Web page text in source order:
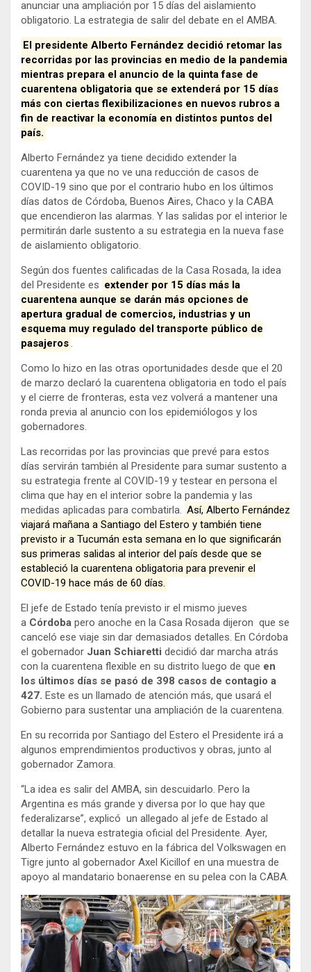
anunciar una ampliación por 15 días del aislamiento
obligatorio. La estrategia de salir del debate en el AMBA.
El presidente Alberto Fernández decidió retomar las
recorridas por las provincias en medio de la pandemia
mientras prepara el anuncio de la quinta fase de
cuarentena obligatoria que se extenderá por 15 días
más con ciertas flexibilizaciones en nuevos rubros a
fin de reactivar la economía en distintos puntos del
país.
Alberto Fernández ya tiene decidido extender la
cuarentena ya que no ve una reducción de casos de
COVID-19 sino que por el contrario hubo en los últimos
días datos de Córdoba, Buenos Aires, Chaco y la CABA
que encendieron las alarmas. Y las salidas por el interior le
permitirán darle sustento a su estrategia en la nueva fase
de aislamiento obligatorio.
Según dos fuentes calificadas de la Casa Rosada, la idea
del Presidente es extender por 15 días más la
cuarentena aunque se darán más opciones de
apertura gradual de comercios, industrias y un
esquema muy regulado del transporte público de
pasajeros.
Como lo hizo en las otras oportunidades desde que el 20
de marzo declaró la cuarentena obligatoria en todo el país
y el cierre de fronteras, esta vez volverá a mantener una
ronda previa al anuncio con los epidemiólogos y los
gobernadores.
Las recorridas por las provincias que prevé para estos
días servirán también al Presidente para sumar sustento a
su estrategia frente al COVID-19 y testear en persona el
clima que hay en el interior sobre la pandemia y las
medidas aplicadas para combatirla. Así, Alberto Fernández
viajará mañana a Santiago del Estero y también tiene
previsto ir a Tucumán esta semana en lo que significarán
sus primeras salidas al interior del país desde que se
estableció la cuarentena obligatoria para prevenir el
COVID-19 hace más de 60 días.
El jefe de Estado tenía previsto ir el mismo jueves
a Córdoba pero anoche en la Casa Rosada dijeron que se
canceló ese viaje sin dar demasiados detalles. En Córdoba
el gobernador Juan Schiaretti decidió dar marcha atrás
con la cuarentena flexible en su distrito luego de que en
los últimos días se pasó de 398 casos de contagio a
427. Este es un llamado de atención más, que usará el
Gobierno para sustentar una ampliación de la cuarentena.
En su recorrida por Santiago del Estero el Presidente irá a
algunos emprendimientos productivos y obras, junto al
gobernador Zamora.
“La idea es salir del AMBA, sin descuidarlo. Pero la
Argentina es más grande y diversa por lo que hay que
federalizarse”, explicó un allegado al jefe de Estado al
detallar la nueva estrategia oficial del Presidente. Ayer,
Alberto Fernández estuvo en la fábrica del Volkswagen en
Tigre junto al gobernador Axel Kicillof en una muestra de
apoyo al mandatario bonaerense en su pelea con la CABA.